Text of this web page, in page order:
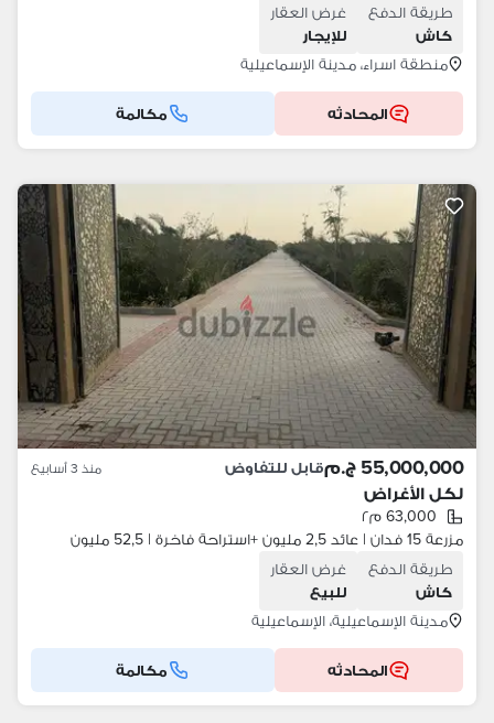
طريقة الدفع
كاش
غرض العقار
للإيجار
منطقة اسراء، مدينة الإسماعيلية
المحادثه مكالمة
55,000,000 ج.م قابل للتفاوض منذ 3 أسابيع
لكل الأغراض
63,000 م٢
مزرعة 15 فدان | عائد 2,5 مليون +استراحة فاخرة | 52,5 مليون
طريقة الدفع
كاش
غرض العقار
للبيع
مدينة الإسماعيلية، الإسماعيلية
المحادثه مكالمة